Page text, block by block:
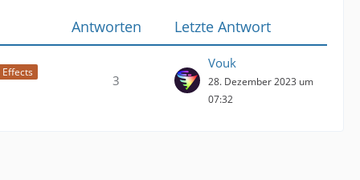
Antworten Letzte Antwort
3
Vouk
28. Dezember 2023 um
07:32